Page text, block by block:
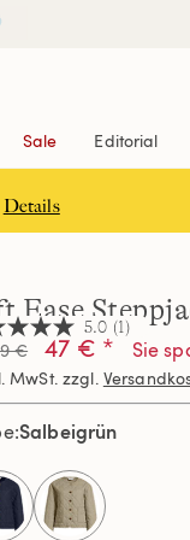
Sale Editorial
Details
Ease5.0 (1)
€ 47 € * Sie
MwSt. zzgl.
Salbeigrün
selected